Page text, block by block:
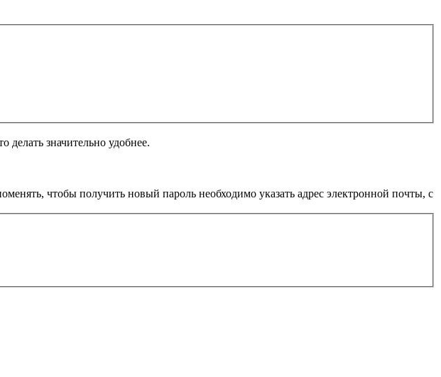
делать значительно удобнее.
чтобы получить новый пароль необходимо указать адрес электронной почты, с